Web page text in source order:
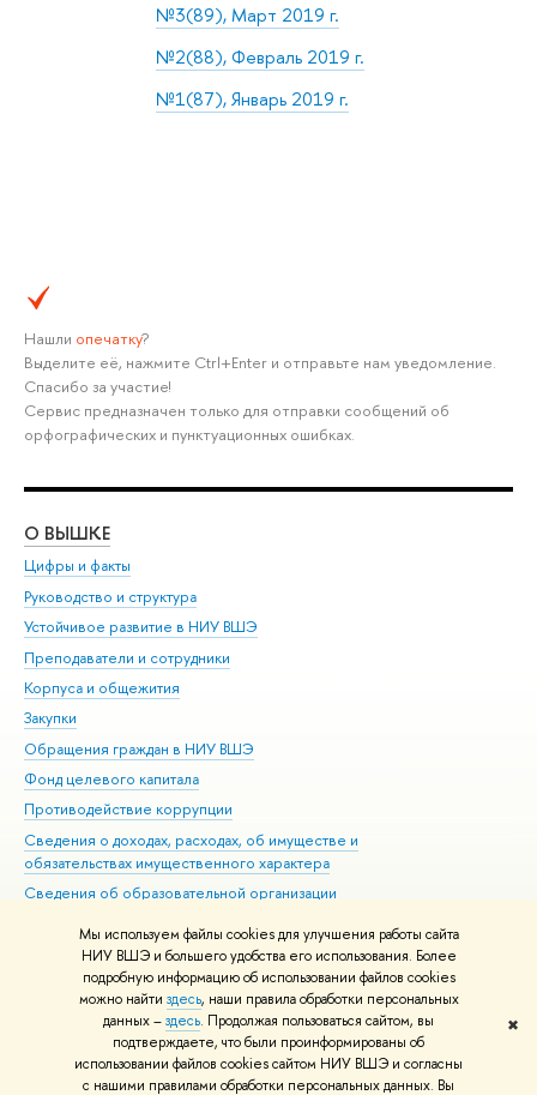
Мы используем файлы cookies для улучшения работы сайта
НИУ ВШЭ и большего удобства его использования. Более
подробную информацию об использовании файлов cookies
можно найти здесь, наши правила обработки персональных
данных –здесь. Продолжая пользоваться сайтом, вы
подтверждаете, что были проинформированы об
использовании файлов cookies сайтом НИУ ВШЭ и согласны
с нашими правилами обработки персональных данных. Вы
✖
№3(89), Март 2019 г.
№2(88), Февраль 2019 г.
№1(87), Январь 2019 г.
Нашли опечатку?
Выделите её, нажмите Ctrl+Enter и отправьте нам уведомление.
Спасибо за участие!
Сервис предназначен только для отправки сообщений об
орфографических и пунктуационных ошибках.
О ВЫШКЕ
Цифры и факты
Руководство и структура
Устойчивое развитие в НИУ ВШЭ
Преподаватели и сотрудники
Корпуса и общежития
Закупки
Обращения граждан в НИУ ВШЭ
Фонд целевого капитала
Противодействие коррупции
Сведения о доходах, расходах, об имуществе и
обязательствах имущественного характера
Сведения об образовательной организации
Людям с ограниченными возможностями здоровья
Единая платежная страница
Работа в Вышке
© НИУ ВШЭ 1993–2026 Адреса и контакты Условия использования
материалов Политика конфиденциальности Карта сайта